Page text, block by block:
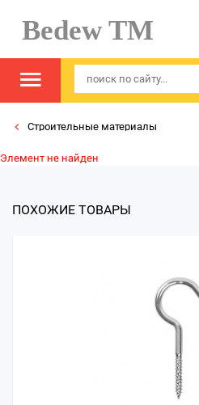
Bedew TM
Строительные материалы
Элемент не найден
ПОХОЖИЕ ТОВАРЫ